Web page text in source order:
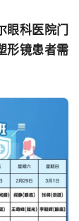
眼科医院门
形镜患者需